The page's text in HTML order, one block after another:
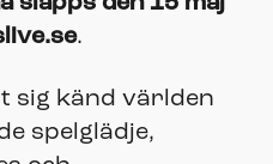
.
sig känd världen
spelglädje,